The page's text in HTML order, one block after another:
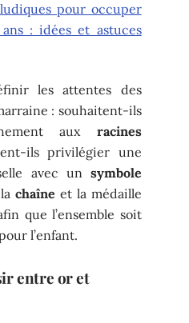
pour occuper
: idées et astuces
les attentes des
: souhaitent-ils
aux racines
ils privilégier une
avec un symbole
chaîne et la médaille
que l’ensemble soit
l’enfant.
entre or et